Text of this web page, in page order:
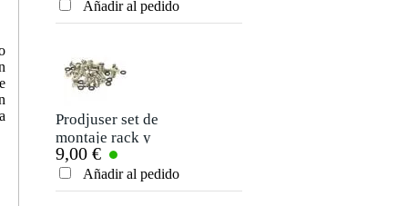
Enviar
Añadir al pedido
Prodjuser set de
montaje rack y
flight case
9,00 €
Añadir al pedido